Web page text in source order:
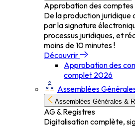
Approbation des comptes
De la production juridique
par la signature
processus juridiques, et
moins de 10 minutes !
Découvrir
Approbation des
complet 2026
Assemblées
Assemblées Générales &
AG & Registres
Digitalisation complète,